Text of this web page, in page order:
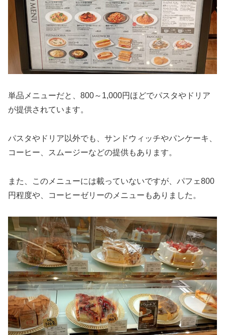
単品メニューだと、800～1,000円ほどでパスタやドリア
が提供されています。
パスタやドリア以外でも、サンドウィッチやパンケーキ、
コーヒー、スムージーなどの提供もあります。
また、このメニューには載っていないですが、パフェ800
円程度や、コーヒーゼリーのメニューもありました。